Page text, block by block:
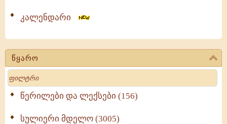
კალენდარი
წყარო
Search
წერილები და ლექსები (156)
სულიერი მდელო (3005)